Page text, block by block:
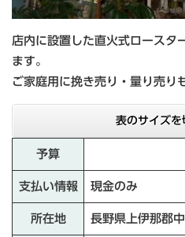
店内に設置した直火式ロースタ
ます。
ご家庭用に挽き売り・量り売り
表のサイズを
予算
支払い情報 現金のみ
所在地 長野県上伊那郡